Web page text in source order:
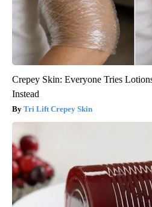
Crepey Skin: Everyone Tries
Instead
Tri Lift Crepey Skin